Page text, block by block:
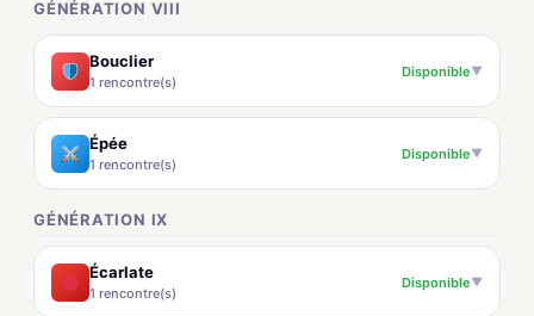
GÉNÉRATION VIII
Bouclier
1 rencontre(s)
Disponible▼
Épée
1 rencontre(s)
Disponible▼
GÉNÉRATION IX
Écarlate
1 rencontre(s)
Disponible▼